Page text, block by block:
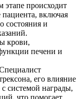
этапе происходит
включая
состояния и
крови,
печени и
его влияние
системой награды,
что помогает